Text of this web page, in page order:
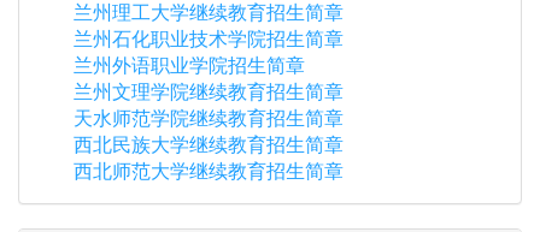
兰州理工大学继续教育招生简章
兰州石化职业技术学院招生简章
兰州外语职业学院招生简章
兰州文理学院继续教育招生简章
天水师范学院继续教育招生简章
西北民族大学继续教育招生简章
西北师范大学继续教育招生简章